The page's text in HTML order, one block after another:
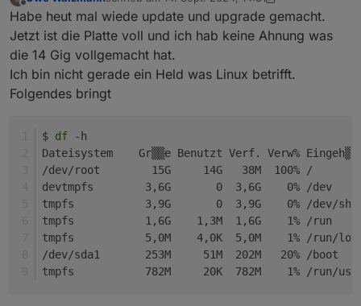
Offline zuletzt editiert von Uwe Waizmann
Habe heut mal wiede update und upgrade gemacht.
Jetzt ist die Platte voll und ich hab keine Ahnung was
die 14 Gig vollgemacht hat.
Ich bin nicht gerade ein Held was Linux betrifft.
Folgendes bringt
$ df -h
Dateisystem    Gr▒▒e Benutzt Verf. Verw%
/dev/root        15G     14G   38M  100% /
devtmpfs        3,6G       0  3,6G    0% /dev
tmpfs           3,9G       0  3,9G    0% /dev/shm
tmpfs           1,6G    1,3M  1,6G    1% /run
tmpfs           5,0M    4,0K  5,0M    1% /run/
/dev/sda1       253M     51M  202M   20% /boot
tmpfs           782M     20K  782M    1% /run/